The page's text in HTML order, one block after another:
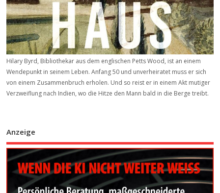
Hilary Byrd, Bibliothekar aus dem englischen Petts Wood, ist an einem
Wendepunkt in seinem Leben. Anfang 50 und unverheiratet muss er sich
von einem Zusammenbruch erholen. Und so reist er in einem Akt mutiger
Verzweiflung nach Indien, wo die Hitze den Mann bald in die Berge treibt.
Anzeige